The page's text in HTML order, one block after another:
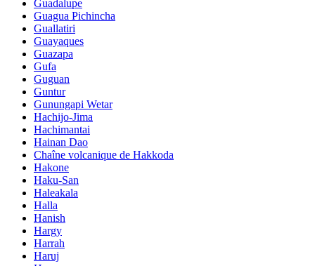
Guadalupe
Guagua Pichincha
Guallatiri
Guayaques
Guazapa
Gufa
Guguan
Guntur
Gunungapi Wetar
Hachijo-Jima
Hachimantai
Hainan Dao
Chaîne volcanique de Hakkoda
Hakone
Haku-San
Haleakala
Halla
Hanish
Hargy
Harrah
Haruj